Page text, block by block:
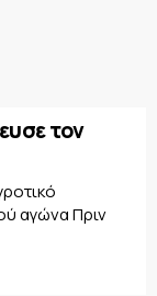
τον
αγώνα Πριν